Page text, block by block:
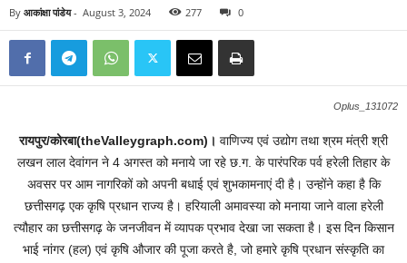
By आकांक्षा पांडेय- August 3, 2024 277 0
Oplus_131072
रायपुर/कोरबा(theValleygraph.com)। वाणिज्य एवं उद्योग तथा श्रम मंत्री श्री
लखन लाल देवांगन ने 4 अगस्त को मनाये जा रहे छ.ग. के पारंपरिक पर्व हरेली तिहार के
अवसर पर आम नागरिकों को अपनी बधाई एवं शुभकामनाएं दी है। उन्होंने कहा है कि
छत्तीसगढ़ एक कृषि प्रधान राज्य है। हरियाली अमावस्या को मनाया जाने वाला हरेली
त्यौहार का छत्तीसगढ़ के जनजीवन में व्यापक प्रभाव देखा जा सकता है। इस दिन किसान
भाई नांगर (हल) एवं कृषि औजार की पूजा करते है, जो हमारे कृषि प्रधान संस्कृति का